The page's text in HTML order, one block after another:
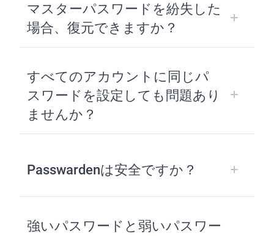
マスターパスワードを紛失した
場合、復元できますか？
すべてのアカウントに同じパ
スワードを設定しても問題あり
ませんか？
Passwardenは安全ですか？
強いパスワードと弱いパスワー